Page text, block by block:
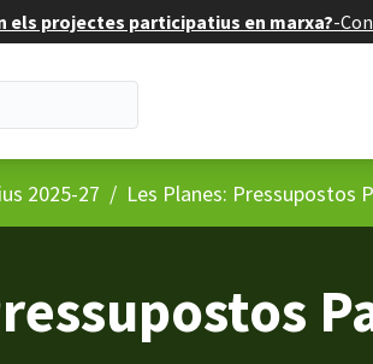
els projectes participatius en marxa?-
2025-27 / Les Planes: Pressupostos